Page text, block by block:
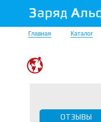
Главная Каталог
ОТЗЫВЫ